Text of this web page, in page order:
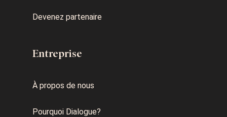
Devenez partenaire
Entreprise
À propos de nous
Pourquoi Dialogue?